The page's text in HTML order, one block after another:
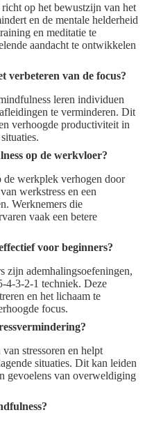
op het bewustzijn van het
en de mentale helderheid
en meditatie te
aandacht te ontwikkelen
verbeteren van de focus?
leren individuen
te verminderen. Dit
verhoogde productiviteit in
op de werkvloer?
werkplek verhogen door
werkstress en een
Werknemers die
vaak een betere
voor beginners?
zijn ademhalingsoefeningen,
4-3-2-1 techniek. Deze
en het lichaam te
focus.
stressoren en helpt
situaties. Dit kan leiden
gevoelens van overweldiging